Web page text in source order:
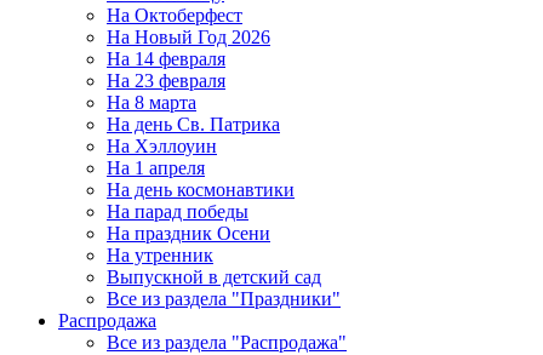
На Октоберфест
На Новый Год 2026
На 14 февраля
На 23 февраля
На 8 марта
На день Св. Патрика
На Хэллоуин
На 1 апреля
На день космонавтики
На парад победы
На праздник Осени
На утренник
Выпускной в детский сад
Все из раздела "Праздники"
Распродажа
Все из раздела "Распродажа"